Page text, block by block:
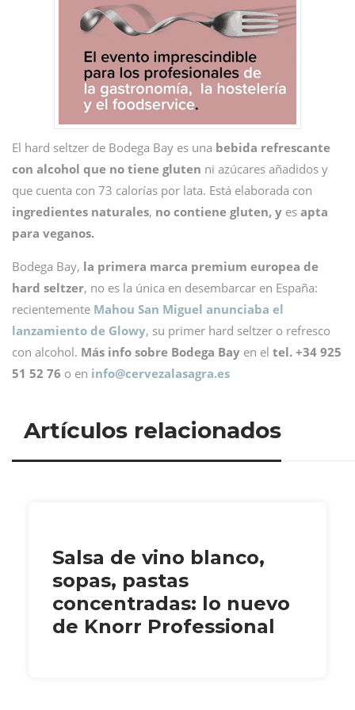
El hard seltzer de Bodega Bay es una bebida refrescante
con alcohol que no tiene gluten ni azúcares añadidos y
que cuenta con 73 calorías por lata. Está elaborada con
ingredientes naturales, no contiene gluten, y es apta
para veganos.
Bodega Bay, la primera marca premium europea de
hard seltzer, no es la única en desembarcar en España:
recientemente Mahou San Miguel anunciaba el
lanzamiento de Glowy, su primer hard seltzer o refresco
con alcohol. Más info sobre Bodega Bay en el tel. +34 925
51 52 76 o en info@cervezalasagra.es
Artículos relacionados
Salsa de vino blanco,
sopas, pastas
concentradas: lo nuevo
de Knorr Professional